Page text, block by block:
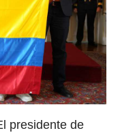
presidente de